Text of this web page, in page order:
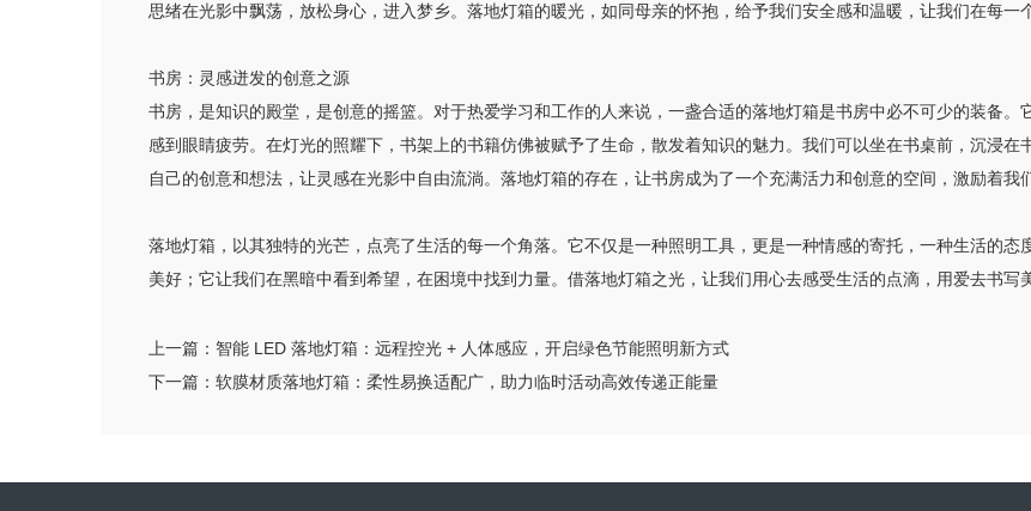
思绪在光影中飘荡，放松身心，进入梦乡。落地灯箱的暖光，如同母亲的怀抱，给予我们安全感和温暖，让我们在每一
书房：灵感迸发的创意之源
书房，是知识的殿堂，是创意的摇篮。对于热爱学习和工作的人来说，一盏合适的落地灯箱是书房中必不可少的装备
感到眼睛疲劳。在灯光的照耀下，书架上的书籍仿佛被赋予了生命，散发着知识的魅力。我们可以坐在书桌前，沉浸
自己的创意和想法，让灵感在光影中自由流淌。落地灯箱的存在，让书房成为了一个充满活力和创意的空间，激励着我
落地灯箱，以其独特的光芒，点亮了生活的每一个角落。它不仅是一种照明工具，更是一种情感的寄托，一种生活的
美好；它让我们在黑暗中看到希望，在困境中找到力量。借落地灯箱之光，让我们用心去感受生活的点滴，用爱去书写
上一篇： 智能 LED 落地灯箱：远程控光 + 人体感应，开启绿色节能照明新方式
下一篇： 软膜材质落地灯箱：柔性易换适配广，助力临时活动高效传递正能量